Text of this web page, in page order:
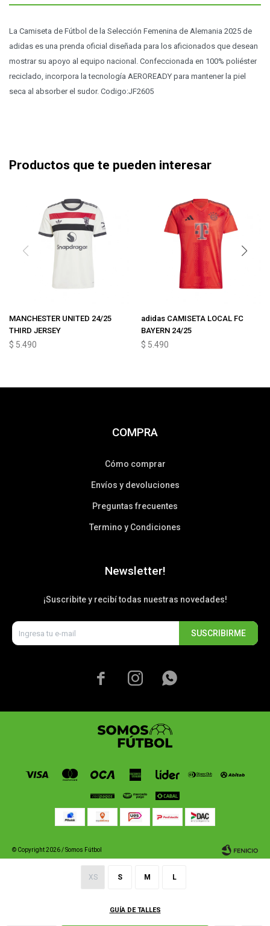
XS S M L
GUÍA DE TALLES
La Camiseta de Fútbol de la Selección Femenina de Alemania 2025 de
adidas es una prenda oficial diseñada para los aficionados que desean
mostrar su apoyo al equipo nacional. Confeccionada en 100% poliéster
reciclado, incorpora la tecnología AEROREADY para mantener la piel
seca al absorber el sudor. Codigo:JF2605
Productos que te pueden interesar
MANCHESTER UNITED 24/25
THIRD JERSEY
$ 5.490
adidas CAMISETA LOCAL FC
BAYERN 24/25
$ 5.490
COMPRA
Cómo comprar
Envíos y devoluciones
Preguntas frecuentes
Termino y Condiciones
Newsletter!
¡Suscribite y recibí todas nuestras novedades!
SUSCRIBIRME
  
© Copyright 2026 / Somos Fútbol